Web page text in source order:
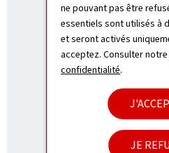
ne pouvant pas être
essentiels sont utilisés à
et seront activés
acceptez. Consulter
confidentialité.
JE
Service régional -
15, Grand-RueL-8510
Luxembourg
(+352) 2846-3500